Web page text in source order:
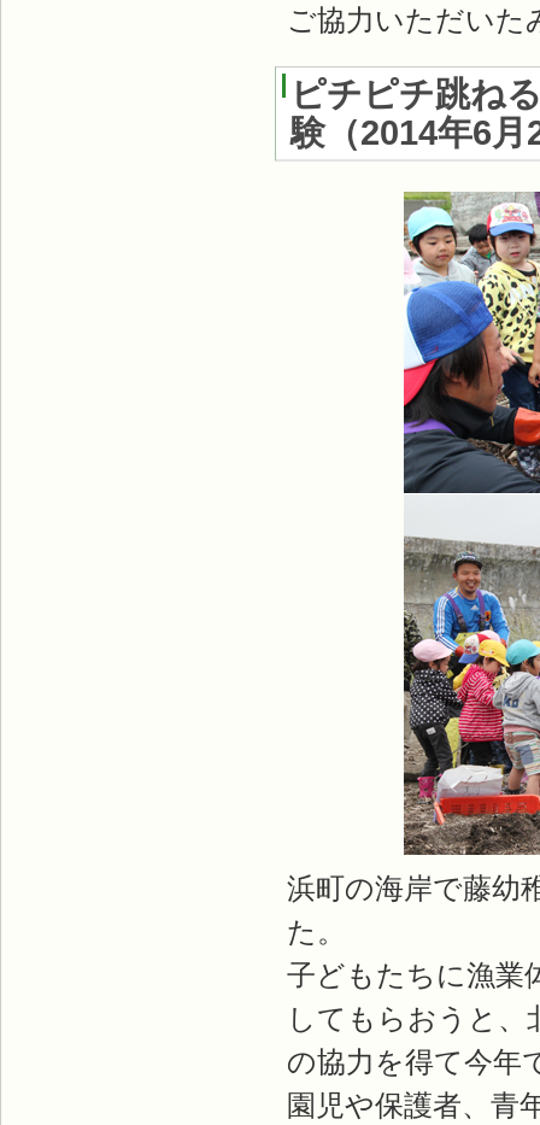
ご協力いただいた
ピチピチ跳ね
験（2014年6月
浜町の海岸で藤幼
た。
子どもたちに漁業
してもらおうと、
の協力を得て今年
園児や保護者、青